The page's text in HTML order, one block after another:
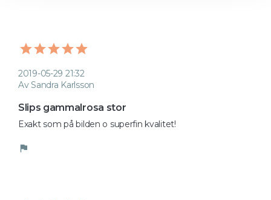
2019-05-29 21:32
Av Sandra Karlsson
Slips gammalrosa stor
Exakt som på bilden o superfin kvalitet!
flag